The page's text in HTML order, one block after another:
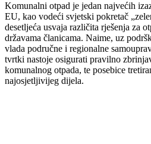
Komunalni otpad je jedan najvećih
EU, kao vodeći svjetski pokretač
desetljeća usvaja različita rješenja za
državama članicama. Naime, uz
vlada područne i regionalne
tvrtki nastoje osigurati pravilno
komunalnog otpada, te posebice
najosjetljivijeg dijela.